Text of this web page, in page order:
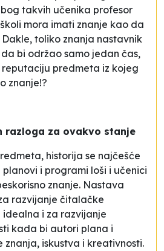
takvih učenika profesor
mora imati znanje kao da
toliko znanja nastavnik
bi održao samo jedan čas,
predmeta iz kojeg
znanje!?
razloga za ovakvo stanje
historija se najčešće
i programi loši i učenici
znanje. Nastava
razvijanje čitalačke
idealna i za razvijanje
kada bi autori plana i
znanja, iskustva i kreativnosti.